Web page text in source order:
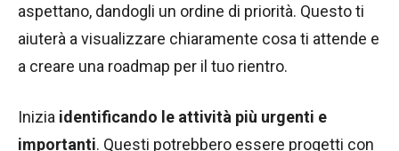
aspettano, dandogli un ordine di priorità. Questo ti
aiuterà a visualizzare chiaramente cosa ti attende e
a creare una roadmap per il tuo rientro.
Inizia identificando le attività più urgenti e
importanti. Questi potrebbero essere progetti con